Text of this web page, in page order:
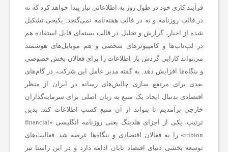
فرآیند کاری خود در طول روز به اطلاعاتی نیاز پیدا خواهد کرد که نه
در قالب روزنامه و نه در قالب هفته‌نامه نمی‌گنجد. پکیجی تشکیل
شده از اخبار، گزارش و تحلیل در قالب بسته‌ای قابل استفاده هم
در لپ‌تاب‌ها و کامپیوترهای شخصی و هم موبایل‌های هوشمند
می‌تواند کارایی گردش باز اطلاعات را برای فعالان بخش خصوصی
و بنگاه‌ها افزایش دهد. به گفته مدیر عامل این شرکت، در گام‌های
بعدی برای مرتفع سازی چالش‌های رسانه در ایران از منظر
اقتصادی بدنبال ایجاد یک منبع به زبان اصلی برای سرمایه‌گذاران
خارجی برآمدیم تا بتواند از آن منبع کسب اطلاعات کند. بدین
ترتیب، یکی از اجزای هلدینگ یعنی روزنامه انگلیسی «financial
tribion» را به فعالان اقتصادی و بنگاه‌ها عرضه شد. فعالیت‌های
توسعه بخشی دنیای اقتصاد تابان ادامه دارد و در این راستا نیز